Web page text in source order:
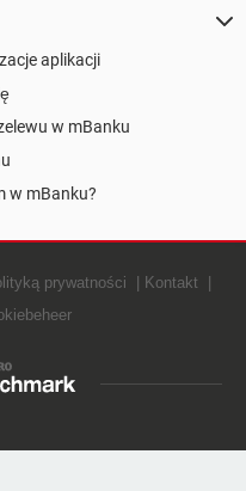
aplikacji
w mBanku
w mBanku?
prywatności
Kontakt